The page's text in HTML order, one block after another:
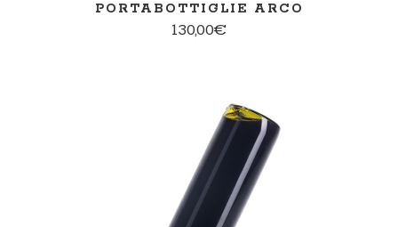
PORTABOTTIGLIE ARCO
130,00€
AGGIUNGI AL CARRELLO